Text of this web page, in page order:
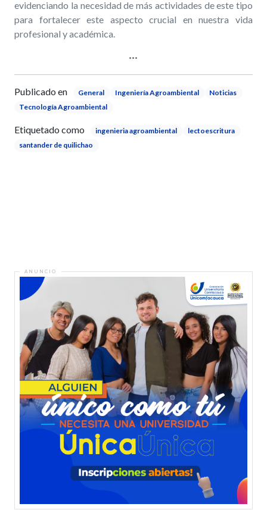
evidenciando la necesidad de más actividades de este tipo
para fortalecer este aspecto crucial en nuestra vida
profesional y académica.
Publicado en General Ingeniería Agroambiental
Noticias
Tecnología Agroambiental
Etiquetado como ingenieria agroambiental
lectoescritura
santander de quilichao